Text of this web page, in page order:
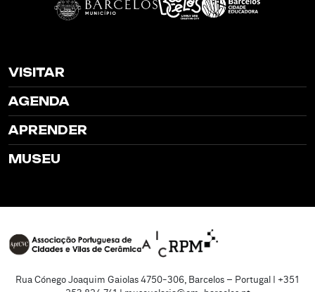
VISITAR
AGENDA
APRENDER
MUSEU
Rua Cónego Joaquim Gaiolas 4750-306, Barcelos – Portugal | +351